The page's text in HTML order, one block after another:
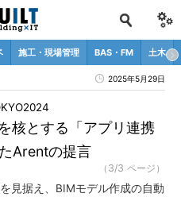
施工・現場管理 BAS・FM 土木
2025年5月29日
核とする「アプリ連携
Arentの提言
（3/3 ページ）
見据え、BIMモデル作成の自動